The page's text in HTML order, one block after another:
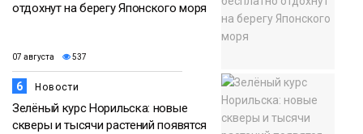
отдохнут на берегу Японского моря
07 августа 537
6 Новости
Зелёный курс Норильска: новые
скверы и тысячи растений появятся